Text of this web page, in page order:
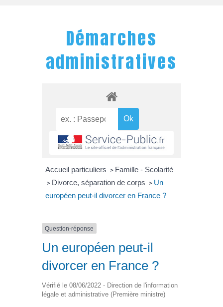
Démarches
administratives
Accueil particuliers > Famille - Scolarité
> Divorce, séparation de corps > Un
européen peut-il divorcer en France ?
Question-réponse
Un européen peut-il
divorcer en France ?
Vérifié le 08/06/2022 - Direction de l'information
légale et administrative (Première ministre)